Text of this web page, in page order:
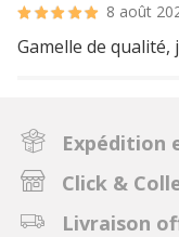
8 août
Gamelle de
Expédition
Click &
Livraison